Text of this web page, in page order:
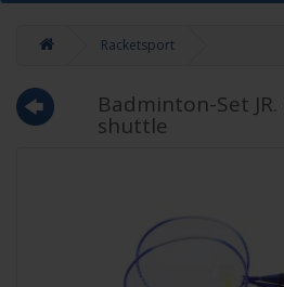
Racketsport
Badminton-Set
shuttle